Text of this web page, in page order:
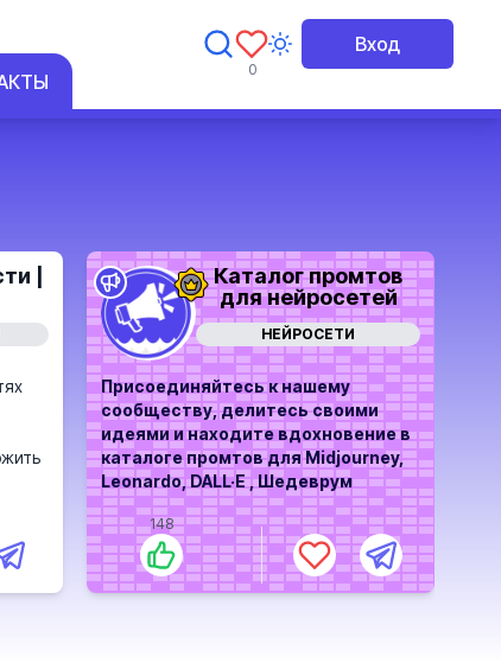
0
Вход
|
Каталог промтов
для нейросетей
НЕЙРОСЕТИ
Присоединяйтесь к нашему
сообществу, делитесь своими
идеями и находите вдохновение в
каталоге промтов для Midjourney,
Leonardo, DALL·E , Шедеврум
148